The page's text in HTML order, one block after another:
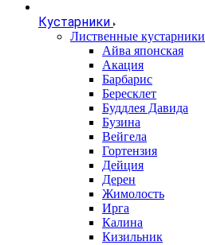
Кустарники
Лиственные кустарники
Айва японская
Акация
Барбарис
Бересклет
Буддлея Давида
Бузина
Вейгела
Гортензия
Дейция
Дерен
Жимолость
Ирга
Калина
Кизильник